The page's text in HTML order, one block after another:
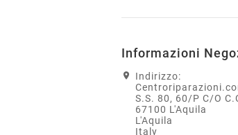
Informazioni
Indirizzo:
S.S. 80, 60/P C/O
67100 L'Aquila
L'Aquila
Italy